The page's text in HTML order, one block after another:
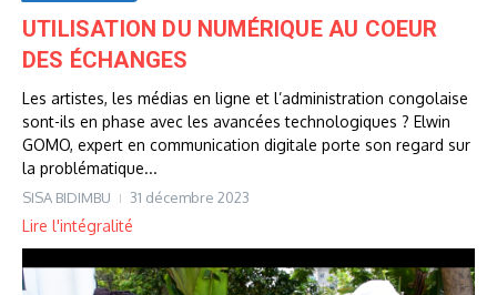
UTILISATION DU NUMÉRIQUE AU COEUR
DES ÉCHANGES
Les artistes, les médias en ligne et l’administration congolaise
sont-ils en phase avec les avancées technologiques ? Elwin
GOMO, expert en communication digitale porte son regard sur
la problématique...
SISA BIDIMBU 31 décembre 2023
Lire l'intégralité